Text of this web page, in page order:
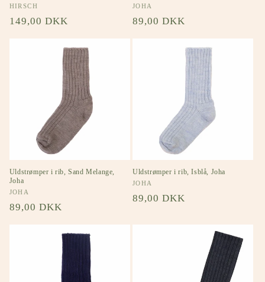
Forhandler:
HIRSCH
Normalpris
149,00 DKK
Forhandler:
JOHA
Normalpris
89,00 DKK
Uldstrømper i rib, Sand Melange,
Joha
Forhandler:
JOHA
Normalpris
89,00 DKK
Uldstrømper i rib, Isblå, Joha
Forhandler:
JOHA
Normalpris
89,00 DKK